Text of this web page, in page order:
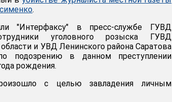
.
"Интерфаксу" в пресс-службе ГУВД
уголовного розыска ГУВД
и УВД Ленинского района Саратова
подозрению в данном преступлении
рождения.
с целью завладения личным